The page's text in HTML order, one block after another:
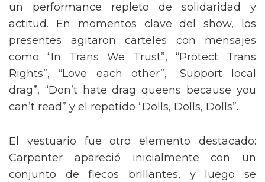
un performance repleto de solidaridad y
actitud. En momentos clave del show, los
presentes agitaron carteles con mensajes
como “In Trans We Trust”, “Protect Trans
Rights”, “Love each other”, “Support local
drag”, “Don’t hate drag queens because you
can’t read” y el repetido “Dolls, Dolls, Dolls”.
El vestuario fue otro elemento destacado:
Carpenter apareció inicialmente con un
conjunto de flecos brillantes, y luego se